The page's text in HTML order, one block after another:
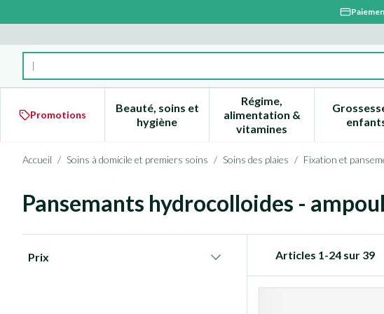
Rechercher
Promotions
Beauté, soins et
hygièneAfficher le sous-menu pour la catégorie
Régime,
alimentation &
vitamines
Afficher le sous-menu
Accueil / Soins à domicile et premiers soins / Soins des plaies / Fixation et
Pansemants hydrocolloides -
Prix
Articles 1-24 sur 39